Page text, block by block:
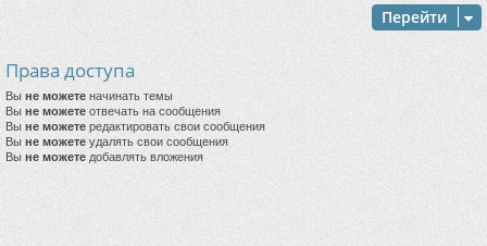
Перейти
Права доступа
Вы не можете начинать темы
Вы не можете отвечать на сообщения
Вы не можете редактировать свои сообщения
Вы не можете удалять свои сообщения
Вы не можете добавлять вложения